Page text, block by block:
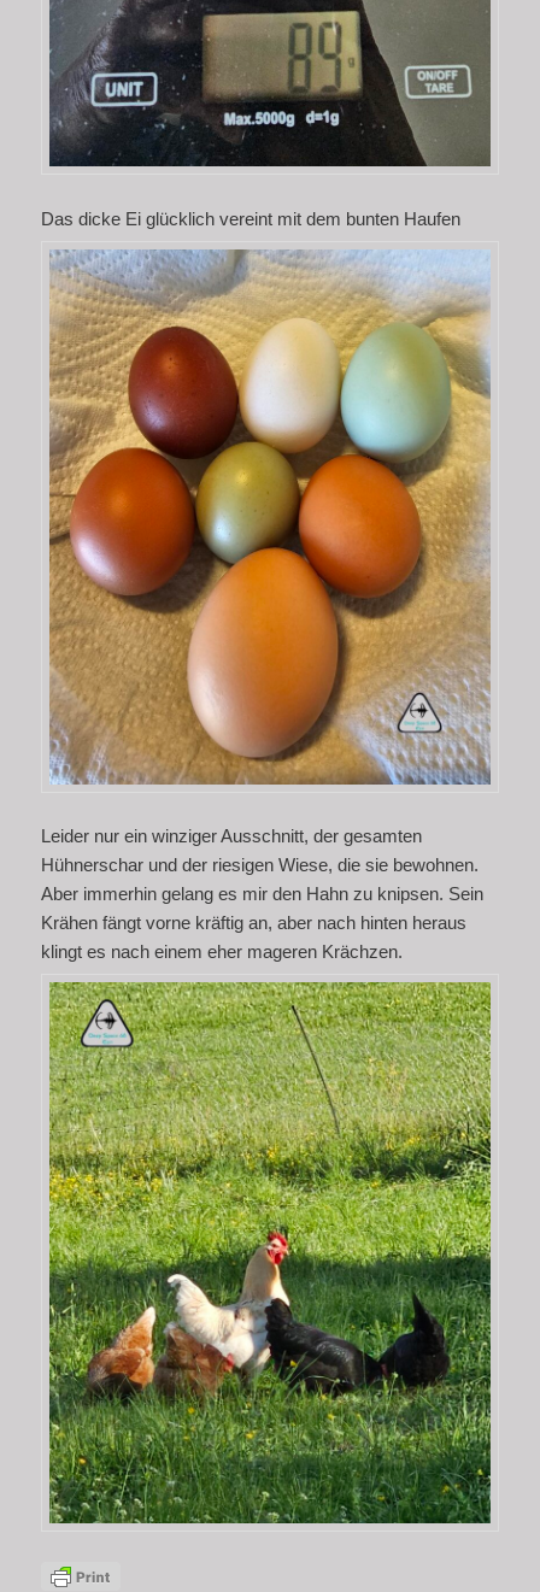
Das dicke Ei glücklich vereint mit dem bunten Haufen
Leider nur ein winziger Ausschnitt, der gesamten
Hühnerschar und der riesigen Wiese, die sie bewohnen.
Aber immerhin gelang es mir den Hahn zu knipsen. Sein
Krähen fängt vorne kräftig an, aber nach hinten heraus
klingt es nach einem eher mageren Krächzen.